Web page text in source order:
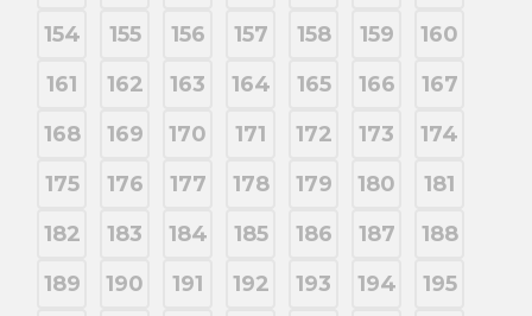
154
155 156 157 158 159
160
161
162 163 164 165 166
167
168
169 170 171 172 173
174
175
176 177 178 179 180
181
182
183 184 185 186 187
188
189
190 191 192 193 194
195